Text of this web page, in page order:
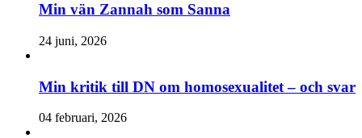
Min vän Zannah som Sanna
24 juni, 2026
Min kritik till DN om homosexualitet – och svar
04 februari, 2026